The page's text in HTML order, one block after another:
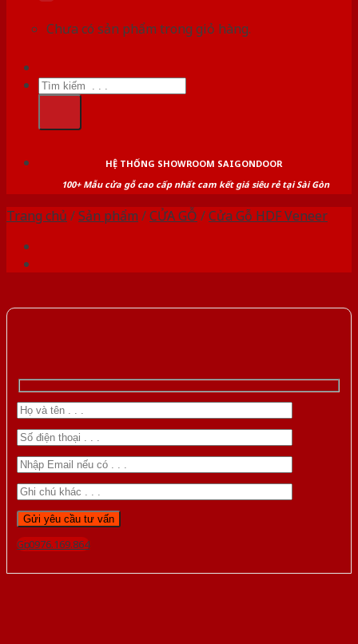
Chưa có sản phẩm trong giỏ hàng.
Tìm
kiếm:
HỆ THỐNG SHOWROOM SAIGONDOOR
100+ Mẫu cửa gỗ cao cấp nhất cam kết giá siêu rẻ tại Sài Gòn
Trang chủ /Sản phẩm /CỬA GỖ /Cửa Gỗ HDF Veneer
Gọi 0976.169.864